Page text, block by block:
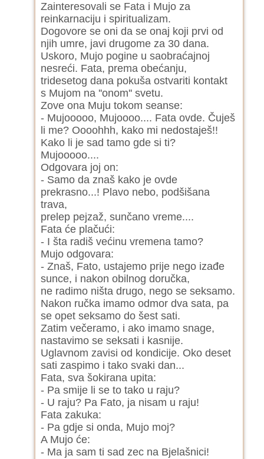
Zainteresovali se Fata i Mujo za
reinkarnaciju i spiritualizam.
Dogovore se oni da se onaj koji prvi od
njih umre, javi drugome za 30 dana.
Uskoro, Mujo pogine u saobraćajnoj
nesreći. Fata, prema obećanju,
tridesetog dana pokuša ostvariti kontakt
s Mujom na ''onom'' svetu.
Zove ona Muju tokom seanse:
- Mujooooo, Mujoooo.... Fata ovde. Čuješ
li me? Oooohhh, kako mi nedostaješ!!
Kako li je sad tamo gde si ti?
Mujooooo....
Odgovara joj on:
- Samo da znaš kako je ovde
prekrasno...! Plavo nebo, podšišana
trava,
prelep pejzaž, sunčano vreme....
Fata će plačući:
- I šta radiš većinu vremena tamo?
Mujo odgovara:
- Znaš, Fato, ustajemo prije nego izađe
sunce, i nakon obilnog doručka,
ne radimo ništa drugo, nego se seksamo.
Nakon ručka imamo odmor dva sata, pa
se opet seksamo do šest sati.
Zatim večeramo, i ako imamo snage,
nastavimo se seksati i kasnije.
Uglavnom zavisi od kondicije. Oko deset
sati zaspimo i tako svaki dan...
Fata, sva šokirana upita:
- Pa smije li se to tako u raju?
- U raju? Pa Fato, ja nisam u raju!
Fata zakuka:
- Pa gdje si onda, Mujo moj?
A Mujo će:
- Ma ja sam ti sad zec na Bjelašnici!